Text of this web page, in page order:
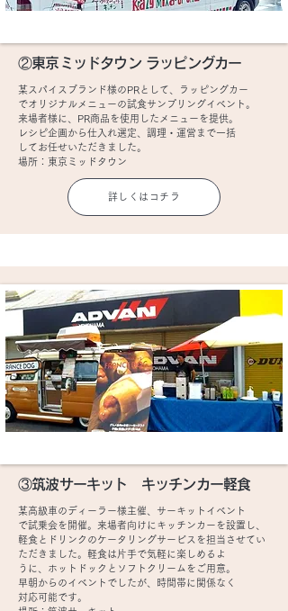
②東京ミッドタウン ラッピングカー
某スパイスブランド様のPRとして、ラッピングカー
でオリジナルメニューの試食サンプリングイベント。
来場者様に、PR商品を使用したメニューを提供。
レシピ企画から仕入れ選定、調理・運営まで一括
してお任せいただきました。
場所：東京ミッドタウン
詳しくはコチラ
③筑波サーキット キッチンカー軽食
某高級車のディーラー様主催、サーキットイベント
で試乗会を開催。来場者向けにキッチンカーを設置し、
軽食とドリンクのケータリングサービスを担当させてい
ただきました。軽食は片手で気軽に楽しめるよ
うに、ホットドックとソフトクリームをご用意。
早朝からのイベントでしたが、時間帯に関係なく
対応可能です。